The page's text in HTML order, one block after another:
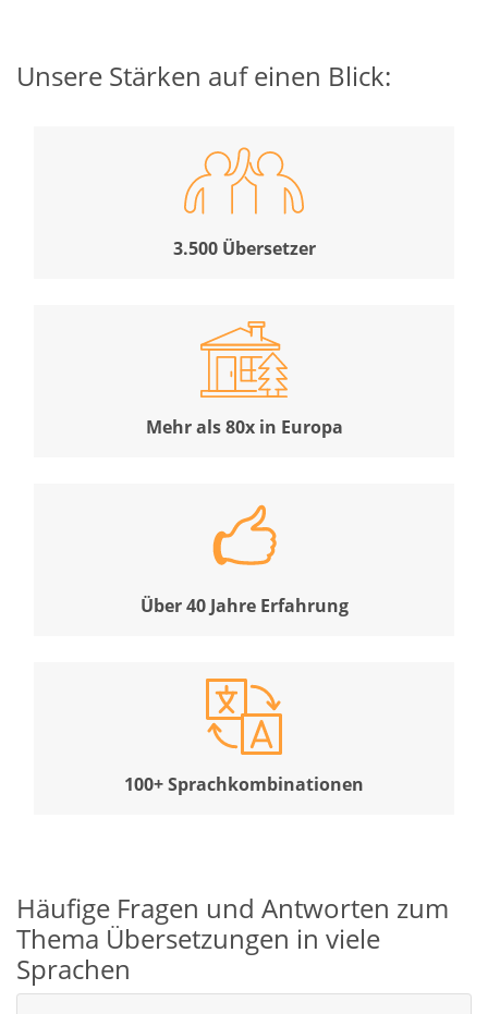
Unsere Stärken auf einen Blick:
3.500 Übersetzer
Mehr als 80x in Europa
Über 40 Jahre Erfahrung
100+ Sprachkombinationen
Häufige Fragen und Antworten zum
Thema Übersetzungen in viele
Sprachen